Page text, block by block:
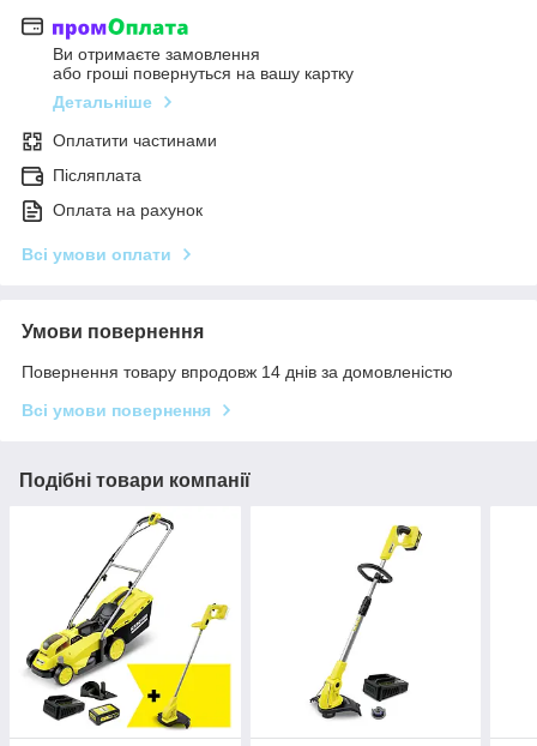
Ви отримаєте замовлення
або гроші повернуться на вашу картку
Детальніше
Оплатити частинами
Післяплата
Оплата на рахунок
Всі умови оплати
Умови повернення
Повернення товару впродовж 14 днів за домовленістю
Всі умови повернення
Подібні товари компанії